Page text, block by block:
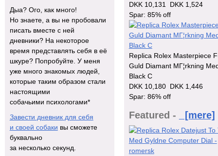
DKK 10,131
DKK 1,524
Spar: 85% off
Replica Rolex Masterpiece
Guld Diamant MГ¦rkning
Black C
DKK 10,180 DKK 1,446
Spar: 86% off
Featured - [mere]
Дыа? Ого, как много!
Но знаете, а вы не пробовали
писать вместе с ней
дневники? На некоторое
время представлять себя в её
шкуре? Попробуйте. У меня
уже много знакомых людей,
которые таким образом стали
настоящими
собачьими психологами*
Завести дневник для себя
и своей собаки вы сможете
буквально
за несколько секунд.